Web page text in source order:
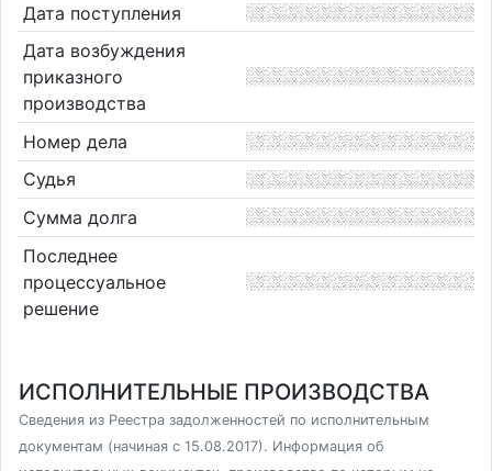
Дата поступления
Дата возбуждения
приказного
производства
Номер дела
Судья
Сумма долга
Последнее
процессуальное
решение
ИСПОЛНИТЕЛЬНЫЕ ПРОИЗВОДСТВА
Сведения из Реестра задолженностей по исполнительным
документам (начиная с 15.08.2017). Информация об